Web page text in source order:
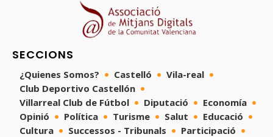
SECCIONS
¿Quienes Somos? Castelló
Vila-real
Club Deportivo Castellón
Villarreal Club de Fútbol
Diputació
Economía
Opinió
Política Turisme Salut
Educació
Cultura
Successos - Tribunals
Participació